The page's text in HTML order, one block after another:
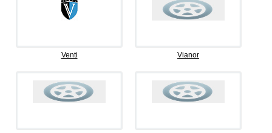
Venti Vianor